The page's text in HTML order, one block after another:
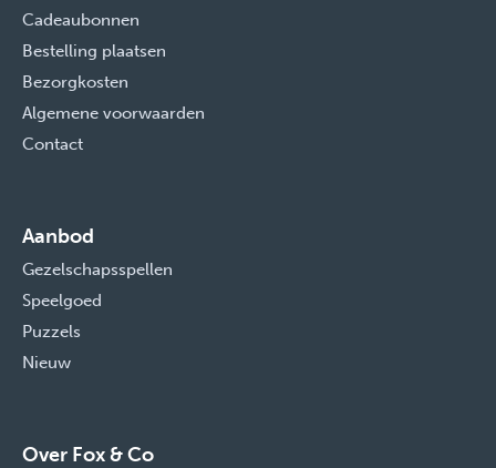
Cadeaubonnen
Bestelling plaatsen
Bezorgkosten
Algemene voorwaarden
Contact
Aanbod
Gezelschapsspellen
Speelgoed
Puzzels
Nieuw
Over Fox & Co